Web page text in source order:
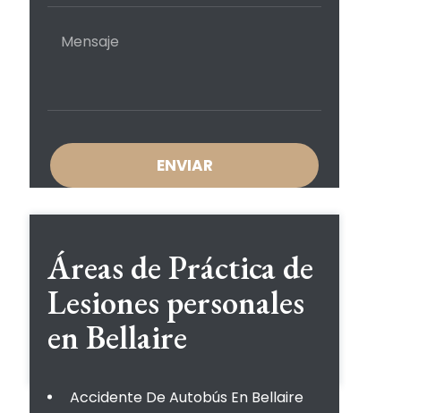
Áreas de Práctica de
Lesiones personales
en Bellaire
Accidente De Autobús En Bellaire